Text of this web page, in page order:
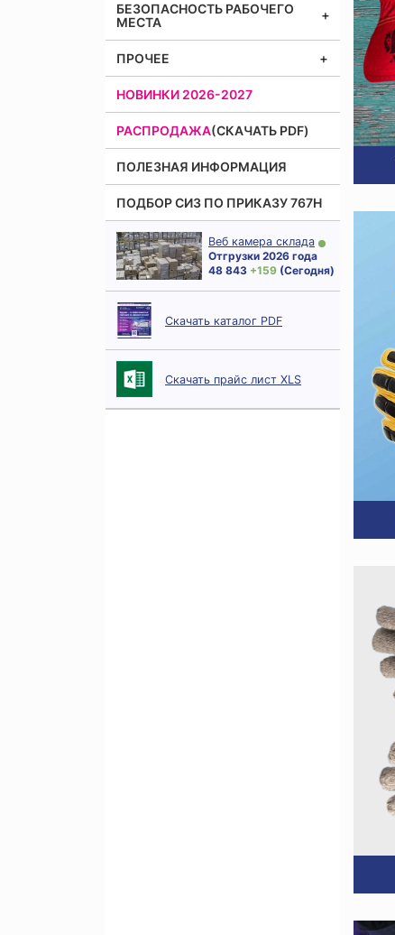
БЕЗОПАСНОСТЬ РАБОЧЕГО
МЕСТА
ПРОЧЕЕ
НОВИНКИ 2026-2027
РАСПРОДАЖА(СКАЧАТЬ PDF)
ПОЛЕЗНАЯ ИНФОРМАЦИЯ
ПОДБОР СИЗ ПО ПРИКАЗУ 767Н
Веб камера склада
Отгрузки 2026 года
48 843 + 159 (Сегодня)
Скачать каталог PDF
Скачать прайс лист XLS